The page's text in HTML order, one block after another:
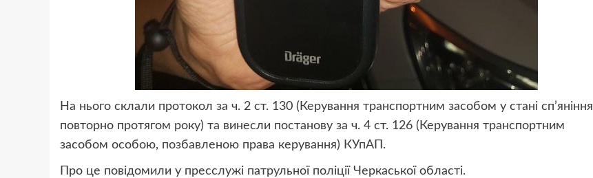
На нього склали протокол за ч. 2 ст. 130 (Керування транспортним засобом у стані сп’яніння
повторно протягом року) та винесли постанову за ч. 4 ст. 126 (Керування транспортним
засобом особою, позбавленою права керування) КУпАП.
Про це повідомили у пресслужі патрульної поліції Черкаської області.